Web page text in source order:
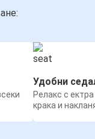
Удобни
Релакс с
крака и